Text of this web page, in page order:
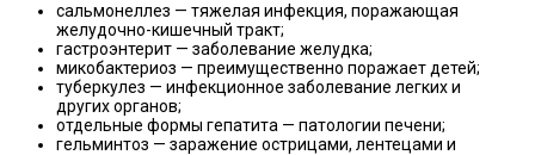
сальмонеллез — тяжелая инфекция, поражающая
желудочно-кишечный тракт;
гастроэнтерит — заболевание желудка;
микобактериоз — преимущественно поражает детей;
туберкулез — инфекционное заболевание легких и
других органов;
отдельные формы гепатита — патологии печени;
гельминтоз — заражение острицами, лентецами и